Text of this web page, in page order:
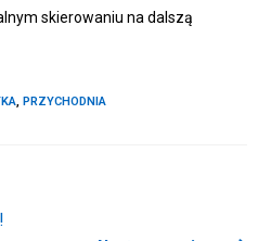
skierowaniu na dalszą
, PRZYCHODNIA